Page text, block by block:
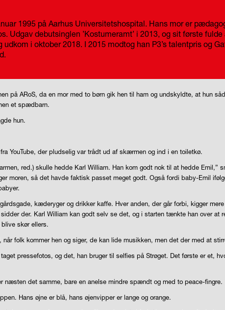
1995 på Aarhus Universitetshospital. Hans mor er
Udgav debutsinglen ’Kostumeramt’ i 2013, og sit første fulde
udkom i oktober 2018. I 2015 modtog han P3’s talentpris og
på ARoS, da en mor med to børn gik hen til ham og undskyldte, at hun
et spædbarn.
hun.
YouTube, der pludselig var trådt ud af skærmen og ind i en toiletkø.
red.) skulle hedde Karl William. Han kom godt nok til at hedde Emil,”
moren, så det havde faktisk passet meget godt. Også fordi baby-Emil
kæderyger og drikker kaffe. Hver anden, der går forbi, kigger
der. Karl William kan godt selv se det, og i starten tænkte han over at
skør ellers.
folk kommer hen og siger, de kan lide musikken, men det der med at
pressefotos, og det, han bruger til selfies på Strøget. Det første er et,
næsten det samme, bare en anelse mindre spændt og med topeace-fingre.
Hans øjne er blå, hans øjenvipper er lange og orange.